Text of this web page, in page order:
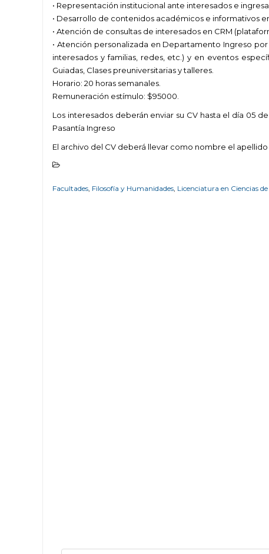
• Representación institucional ante interesados e
• Desarrollo de contenidos académicos e informativos
• Atención de consultas de interesados en CRM
• Atención personalizada en Departamento Ingreso
interesados y familias, redes, etc.) y en eventos
Guiadas, Clases preuniversitarias y talleres.
Horario: 20 horas semanales.
Remuneración estímulo: $95000.
Los interesados deberán enviar su CV hasta el día 05 de
Pasantía Ingreso
El archivo del CV deberá llevar como nombre el apellido
Facultades, Filosofía y Humanidades, Licenciatura en Ciencias